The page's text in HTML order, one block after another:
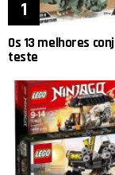
Os 13 melhores
teste